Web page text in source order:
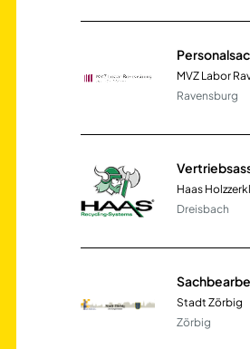
MVZ Labor
Ravensburg
Dreisbach
Stadt Zörbig
Zörbig